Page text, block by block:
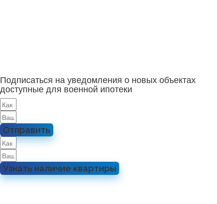
Подписаться на уведомления о новых объектах
доступные для военной ипотеки
Отправить
Узнать наличие квартиры